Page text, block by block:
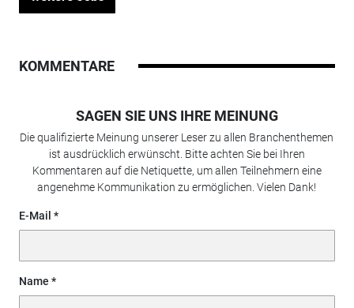
KOMMENTARE
SAGEN SIE UNS IHRE MEINUNG
Die qualifizierte Meinung unserer Leser zu allen Branchenthemen
ist ausdrücklich erwünscht. Bitte achten Sie bei Ihren
Kommentaren auf die Netiquette, um allen Teilnehmern eine
angenehme Kommunikation zu ermöglichen. Vielen Dank!
E-Mail
Name